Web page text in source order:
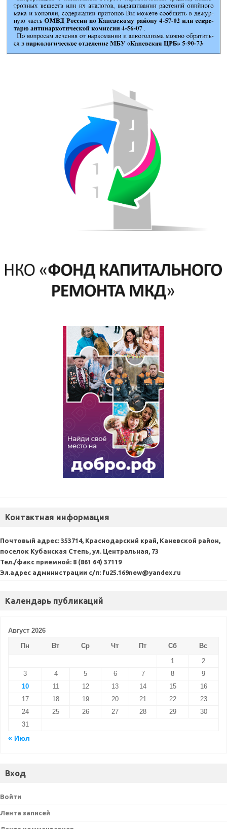
Контактная информация
Почтовый адрес: 353714, Краснодарский край, Каневской район,
поселок Кубанская Степь, ул. Центральная, 73
Тел./факс приемной: 8 (861 64) 37119
Эл.адрес администрации с/п: fu25.169new@yandex.ru
Календарь публикаций
Август 2026
Пн
Вт Ср Чт Пт Сб
Вс
1
2
3
4 5 6 7 8
9
10
11 12 13 14 15
16
17
18 19 20 21 22
23
24
25 26 27 28 29
30
31
« Июл
Вход
Войти
Лента записей